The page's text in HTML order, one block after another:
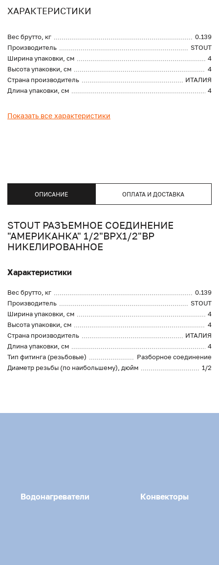
ХАРАКТЕРИСТИКИ
Вес брутто, кг
0.139
Производитель
STOUT
Ширина упаковки, см
4
Высота упаковки, см
4
Страна производитель
ИТАЛИЯ
Длина упаковки, см
4
Показать все характеристики
ОПИСАНИЕ ОПЛАТА И ДОСТАВКА
STOUT РАЗЪЕМНОЕ СОЕДИНЕНИЕ
"АМЕРИКАНКА" 1/2"ВРX1/2"ВР
НИКЕЛИРОВАННОЕ
Характеристики
Вес брутто, кг
0.139
Производитель
STOUT
Ширина упаковки, см
4
Высота упаковки, см
4
Страна производитель
ИТАЛИЯ
Длина упаковки, см
4
Тип фитинга (резьбовые)
Разборное соединение
Диаметр резьбы (по наибольшему), дюйм
1/2
Водонагреватели Конвекторы